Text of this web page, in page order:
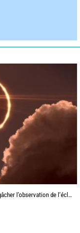
de l’éclipse à la plage ?